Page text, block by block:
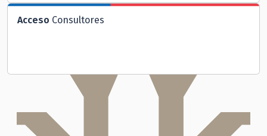
Acceso Consultores